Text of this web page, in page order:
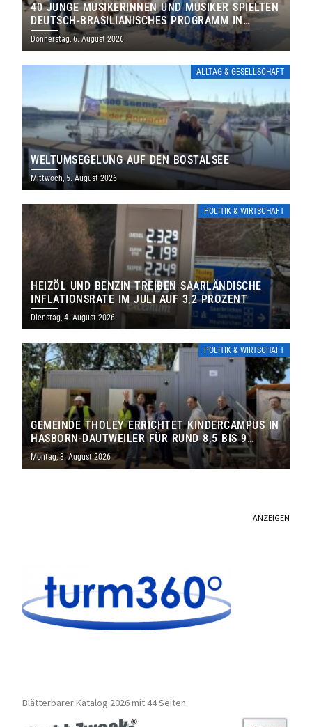
40 JUNGE MUSIKERINNEN UND MUSIKER SPIELTEN
DEUTSCH-BRASILIANISCHES PROGRAMM IN
THOLEY
Donnerstag, 6. August 2026
ALLTAG & GESELLSCHAFT
WELTUMSEGELUNG AUF DEN BOSTALSEE
Mittwoch, 5. August 2026
POLITIK & WIRTSCHAFT
HEIZÖL UND BENZIN TREIBEN SAARLÄNDISCHE
INFLATIONSRATE IM JULI AUF 3,2 PROZENT
Dienstag, 4. August 2026
POLITIK & WIRTSCHAFT
GEMEINDE THOLEY ERRICHTET KINDERCAMPUS IN
HASBORN-DAUTWEILER FÜR RUND 8,5 BIS 9
MILLIONEN EURO
Montag, 3. August 2026
ANZEIGEN
Blätterbarer Katalog 2026 mit 44 Seiten: